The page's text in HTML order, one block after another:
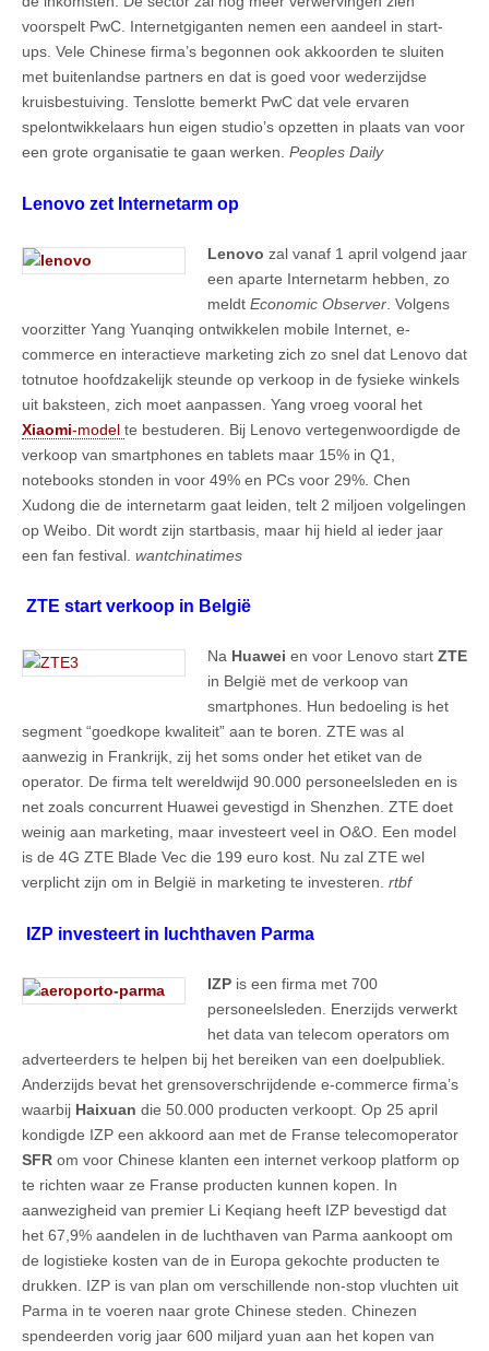
voorspelt PwC. Internetgiganten nemen een aandeel in start-
ups. Vele Chinese firma’s begonnen ook akkoorden te sluiten
met buitenlandse partners en dat is goed voor wederzijdse
kruisbestuiving. Tenslotte bemerkt PwC dat vele ervaren
spelontwikkelaars hun eigen studio’s opzetten in plaats van voor
een grote organisatie te gaan werken. Peoples Daily
Lenovo zet Internetarm op
Lenovo zal vanaf 1 april volgend jaar
een aparte Internetarm hebben, zo
meldt Economic Observer . Volgens
voorzitter Yang Yuanqing ontwikkelen mobile Internet, e-
commerce en interactieve marketing zich zo snel dat Lenovo dat
totnutoe hoofdzakelijk steunde op verkoop in de fysieke winkels
uit baksteen, zich moet aanpassen. Yang vroeg vooral het
Xiaomi-model te bestuderen. Bij Lenovo vertegenwoordigde de
verkoop van smartphones en tablets maar 15% in Q1,
notebooks stonden in voor 49% en PCs voor 29%. Chen
Xudong die de internetarm gaat leiden, telt 2 miljoen volgelingen
op Weibo. Dit wordt zijn startbasis, maar hij hield al ieder jaar
een fan festival. wantchinatimes
ZTE start verkoop in België
Na Huawei en voor Lenovo start ZTE
in België met de verkoop van
smartphones. Hun bedoeling is het
segment “goedkope kwaliteit” aan te boren. ZTE was al
aanwezig in Frankrijk, zij het soms onder het etiket van de
operator. De firma telt wereldwijd 90.000 personeelsleden en is
net zoals concurrent Huawei gevestigd in Shenzhen. ZTE doet
weinig aan marketing, maar investeert veel in O&O. Een model
is de 4G ZTE Blade Vec die 199 euro kost. Nu zal ZTE wel
verplicht zijn om in België in marketing te investeren. rtbf
IZP investeert in luchthaven Parma
IZP is een firma met 700
personeelsleden. Enerzijds verwerkt
het data van telecom operators om
adverteerders te helpen bij het bereiken van een doelpubliek.
Anderzijds bevat het grensoverschrijdende e-commerce firma’s
waarbij Haixuan die 50.000 producten verkoopt. Op 25 april
kondigde IZP een akkoord aan met de Franse telecomoperator
SFR om voor Chinese klanten een internet verkoop platform op
te richten waar ze Franse producten kunnen kopen. In
aanwezigheid van premier Li Keqiang heeft IZP bevestigd dat
het 67,9% aandelen in de luchthaven van Parma aankoopt om
de logistieke kosten van de in Europa gekochte producten te
drukken. IZP is van plan om verschillende non-stop vluchten uit
Parma in te voeren naar grote Chinese steden. Chinezen
spendeerden vorig jaar 600 miljard yuan aan het kopen van